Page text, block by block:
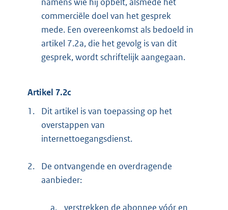
commerciële doel van het gesprek
mede. Een overeenkomst als bedoeld in
artikel 7.2a, die het gevolg is van dit
gesprek, wordt schriftelijk aangegaan.
Artikel 7.2c
1.
Dit artikel is van toepassing op het
overstappen van
internettoegangsdienst.
2.
De ontvangende en overdragende
aanbieder:
a. verstrekken de abonnee vóór en